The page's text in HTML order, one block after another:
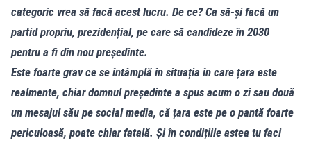
categoric vrea să facă acest lucru. De ce? Ca să-și facă un
partid propriu, prezidențial, pe care să candideze în 2030
pentru a fi din nou președinte.
Este foarte grav ce se întâmplă în situația în care țara este
realmente, chiar domnul președinte a spus acum o zi sau două
un mesajul său pe social media, că țara este pe o pantă foarte
periculoasă, poate chiar fatală. Și în condițiile astea tu faci